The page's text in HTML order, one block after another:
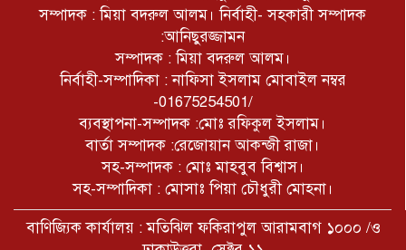
অভিযোগ।
সম্পাদক : মিয়া বদরুল আলম। নির্বাহী- সহকারী সম্পাদক
:আনিছুরজ্জামন
সম্পাদক : মিয়া বদরুল আলম।
নির্বাহী-সম্পাদিকা : নাফিসা ইসলাম মোবাইল নম্বর
-01675254501/
ব্যবস্থাপনা-সম্পাদক :মোঃ রফিকুল ইসলাম।
বার্তা সম্পাদক :রেজোয়ান আকন্জী রাজা।
সহ-সম্পাদক : মোঃ মাহবুব বিশ্বাস।
সহ-সম্পাদিকা : মোসাঃ পিয়া চৌধুরী মোহনা।
বাণিজ্যিক কার্যালয় : মতিঝিল ফকিরাপুল আরামবাগ ১০০০ /ও